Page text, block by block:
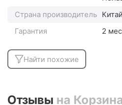
Страна производитель
Гарантия
2
Найти похожие
Отзывы на